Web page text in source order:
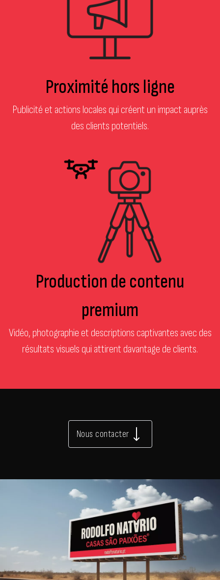
Proximité hors ligne
Publicité et actions locales qui créent un impact auprès
des clients potentiels.
Production de contenu
premium
Vidéo, photographie et descriptions captivantes avec des
résultats visuels qui attirent davantage de clients.
Nous contacter